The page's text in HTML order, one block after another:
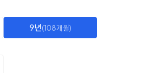
9년(108개월)